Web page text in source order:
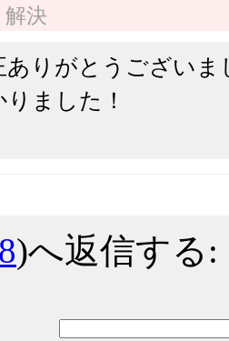
解決
ありがとうございま
りました！
)へ返信する: